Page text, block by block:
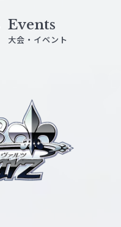
Events
大会・イベント